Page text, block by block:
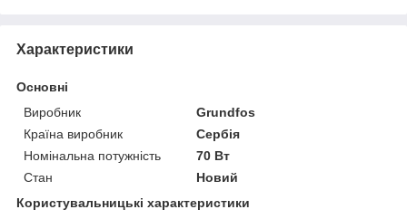
Характеристики
Основні
Виробник
Grundfos
Країна виробник
Сербія
Номінальна потужність
70 Вт
Стан
Новий
Користувальницькі характеристики